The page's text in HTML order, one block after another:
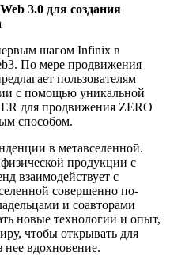
3.0 для создания
шагом Infinix в
По мере продвижения
пользователям
с помощью уникальной
для продвижения ZERO
способом.
в метавселенной.
продукции с
взаимодействует с
совершенно по-
и соавторами
новые технологии и опыт,
чтобы открывать для
нее вдохновение.